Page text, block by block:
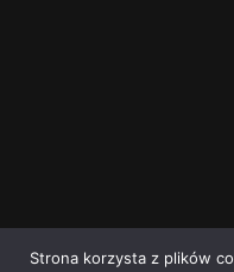
Strona korzysta z plików